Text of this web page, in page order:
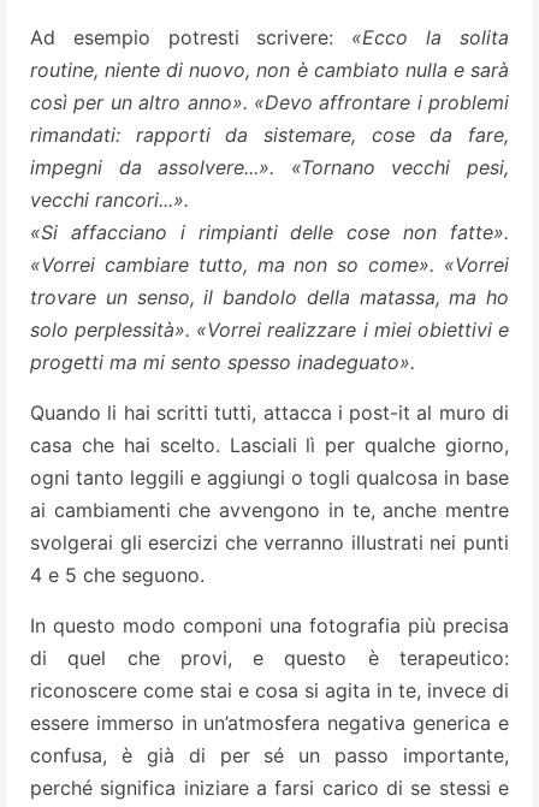
Ad esempio potresti scrivere: «Ecco la solita
routine, niente di nuovo, non è cambiato nulla e sarà
così per un altro anno». «Devo affrontare i problemi
rimandati: rapporti da sistemare, cose da fare,
impegni da assolvere...». «Tornano vecchi pesi,
vecchi rancori...».
«Si affacciano i rimpianti delle cose non fatte».
«Vorrei cambiare tutto, ma non so come». «Vorrei
trovare un senso, il bandolo della matassa, ma ho
solo perplessità». «Vorrei realizzare i miei obiettivi e
progetti ma mi sento spesso inadeguato».
Quando li hai scritti tutti, attacca i post-it al muro di
casa che hai scelto. Lasciali lì per qualche giorno,
ogni tanto leggili e aggiungi o togli qualcosa in base
ai cambiamenti che avvengono in te, anche mentre
svolgerai gli esercizi che verranno illustrati nei punti
4 e 5 che seguono.
In questo modo componi una fotografia più precisa
di quel che provi, e questo è terapeutico:
riconoscere come stai e cosa si agita in te, invece di
essere immerso in un’atmosfera negativa generica e
confusa, è già di per sé un passo importante,
perché significa iniziare a farsi carico di se stessi e